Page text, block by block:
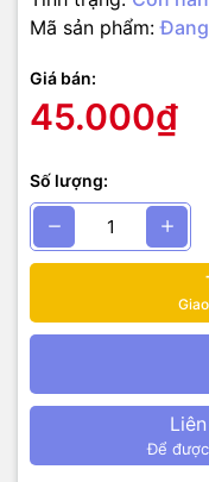
Mã sản phẩm:
Giá bán:
45.000₫
Số lượng:
Để